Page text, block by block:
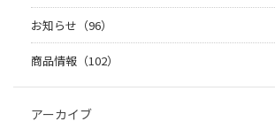
お知らせ（96）
商品情報（102）
アーカイブ